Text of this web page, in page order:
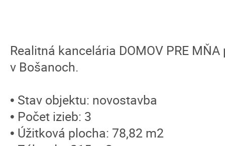
Realitná kancelária DOMOV PRE
v Bošanoch.
• Stav objektu: novostavba
• Počet izieb: 3
• Úžitková plocha: 78,82 m2